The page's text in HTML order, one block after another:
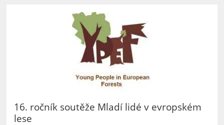
16. ročník soutěže Mladí lidé v evropském
lese